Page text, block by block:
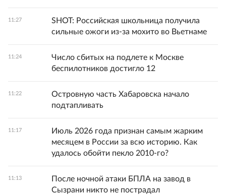
11:27
SHOT: Российская школьница получила
сильные ожоги из-за мохито во Вьетнаме
11:24
Число сбитых на подлете к Москве
беспилотников достигло 12
11:22
Островную часть Хабаровска начало
подтапливать
11:17
Июль 2026 года признан самым жарким
месяцем в России за всю историю. Как
удалось обойти пекло 2010-го?
11:13
После ночной атаки БПЛА на завод в
Сызрани никто не пострадал